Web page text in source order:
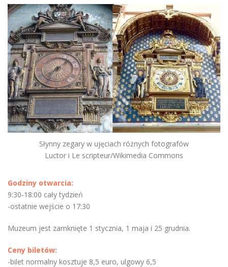
Słynny zegary w ujęciach różnych fotografów
Luctor i Le scripteur/Wikimedia Commons
Godziny otwarcia:
9:30-18:00 cały tydzień
-ostatnie wejście o 17:30
Muzeum jest zamknięte 1 stycznia, 1 maja i 25 grudnia.
Ceny biletów:
-bilet normalny kosztuje 8,5 euro, ulgowy 6,5